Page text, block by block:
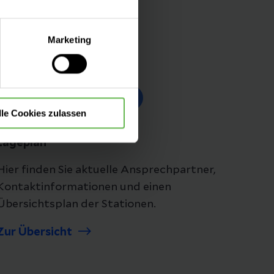
Auswahl hinsichtlich der
Verwendung aller Cookies
Marketing
Cookies zulassen
Folgen Sie uns
finden Sie aktuelle Ansprechpartner,
und einen
der Stationen.
Übersicht